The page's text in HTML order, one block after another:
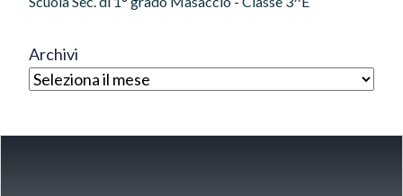
Archivi